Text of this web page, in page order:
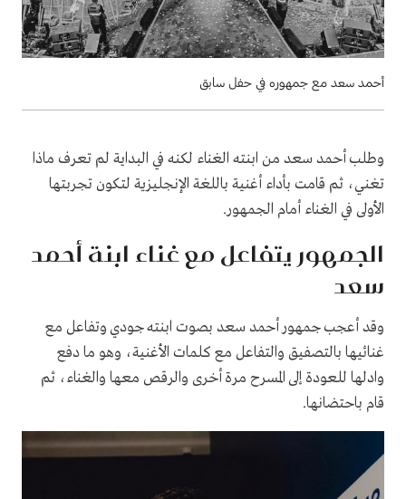
أحمد سعد مع جمهوره في حفل سابق
وطلب أحمد سعد من ابنته الغناء لكنه في البداية لم تعرف ماذا
تغني، ثم قامت بأداء أغنية باللغة الإنجليزية لتكون تجربتها
الأولى في الغناء أمام الجمهور.
الجمهور يتفاعل مع غناء ابنة أحمد
سعد
وقد أعجب جمهور أحمد سعد بصوت ابنته جودي وتفاعل مع
غنائيها بالتصفيق والتفاعل مع كلمات الأغنية، وهو ما دفع
وادلها للعودة إلى المسرح مرة أخرى والرقص معها والغناء، ثم
قام باحتضانها.